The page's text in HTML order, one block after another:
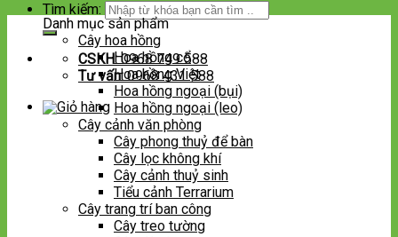
Tìm kiếm:
CSKH:0968 749 588
Tư vấn:0968 431 588
Danh mục sản phẩm
Cây hoa hồng
Hoa hồng cổ
Hoa hồng Việt
Hoa hồng ngoại (bụi)
Hoa hồng ngoại (leo)
Cây cảnh văn phòng
Cây phong thuỷ để bàn
Cây lọc không khí
Cây cảnh thuỷ sinh
Tiểu cảnh Terrarium
Cây trang trí ban công
Cây treo tường